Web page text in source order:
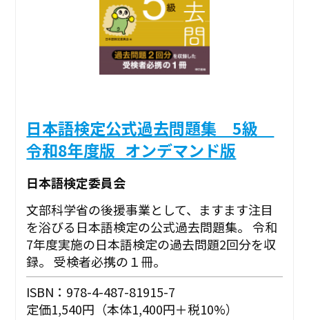
日本語検定公式過去問題集 5級
令和8年度版_オンデマンド版
日本語検定委員会
文部科学省の後援事業として、ますます注目
を浴びる日本語検定の公式過去問題集。 令和
7年度実施の日本語検定の過去問題2回分を収
録。 受検者必携の１冊。
ISBN：978-4-487-81915-7
定価1,540円（本体1,400円＋税10%）